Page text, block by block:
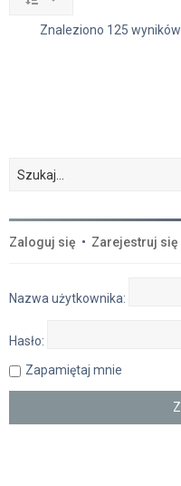
Znaleziono 125 wyników
Zaloguj się • Zarejestruj się
Nazwa użytkownika:
Hasło:
Zapamiętaj mnie